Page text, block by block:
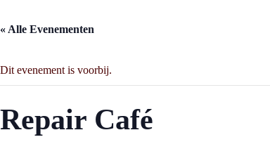
« Alle Evenementen
Dit evenement is voorbij.
Repair Café